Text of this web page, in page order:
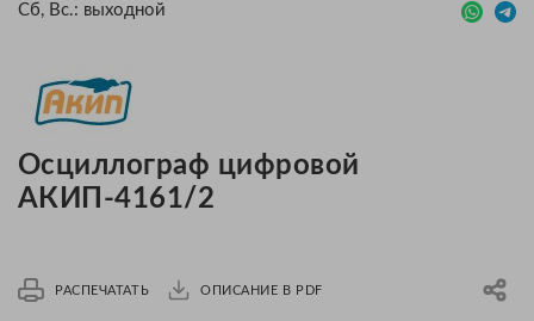
Сб, Вс.: выходной
Осциллограф цифровой
АКИП-4161/2
РАСПЕЧАТАТЬ ОПИСАНИЕ В PDF